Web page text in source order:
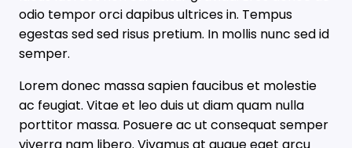
odio tempor orci dapibus ultrices in. Tempus
egestas sed sed risus pretium. In mollis nunc sed id
semper.
Lorem donec massa sapien faucibus et molestie
ac feugiat. Vitae et leo duis ut diam quam nulla
porttitor massa. Posuere ac ut consequat semper